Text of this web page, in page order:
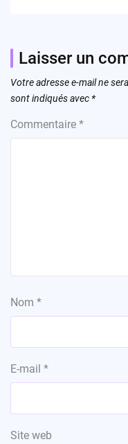
Laisser un
Votre adresse e-mail ne
sont indiqués avec *
Commentaire *
Nom *
E-mail *
Site web